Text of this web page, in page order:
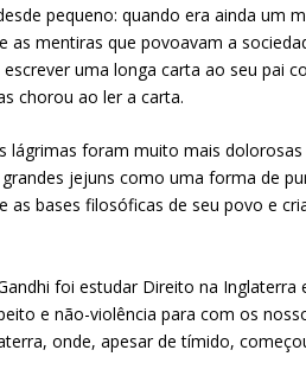
pequeno: quando era ainda um
as mentiras que povoavam a
uma longa carta ao seu pai
chorou ao ler a carta.
lágrimas foram muito mais
jejuns como uma forma de
as bases filosóficas de seu povo e
foi estudar Direito na
e não-violência para com os
onde, apesar de tímido,